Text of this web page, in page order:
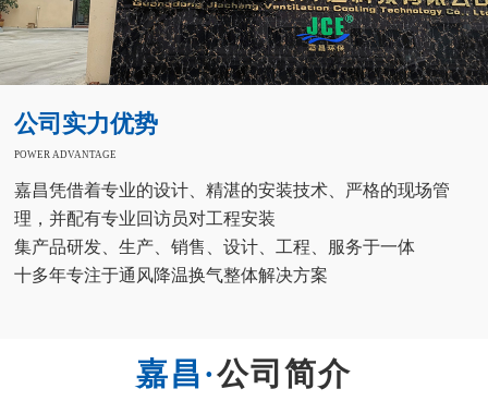
公司实力优势
POWER ADVANTAGE
嘉昌凭借着专业的设计、精湛的安装技术、严格的现场管
理，并配有专业回访员对工程安装
集产品研发、生产、销售、设计、工程、服务于一体
十多年专注于通风降温换气整体解决方案
公司简介